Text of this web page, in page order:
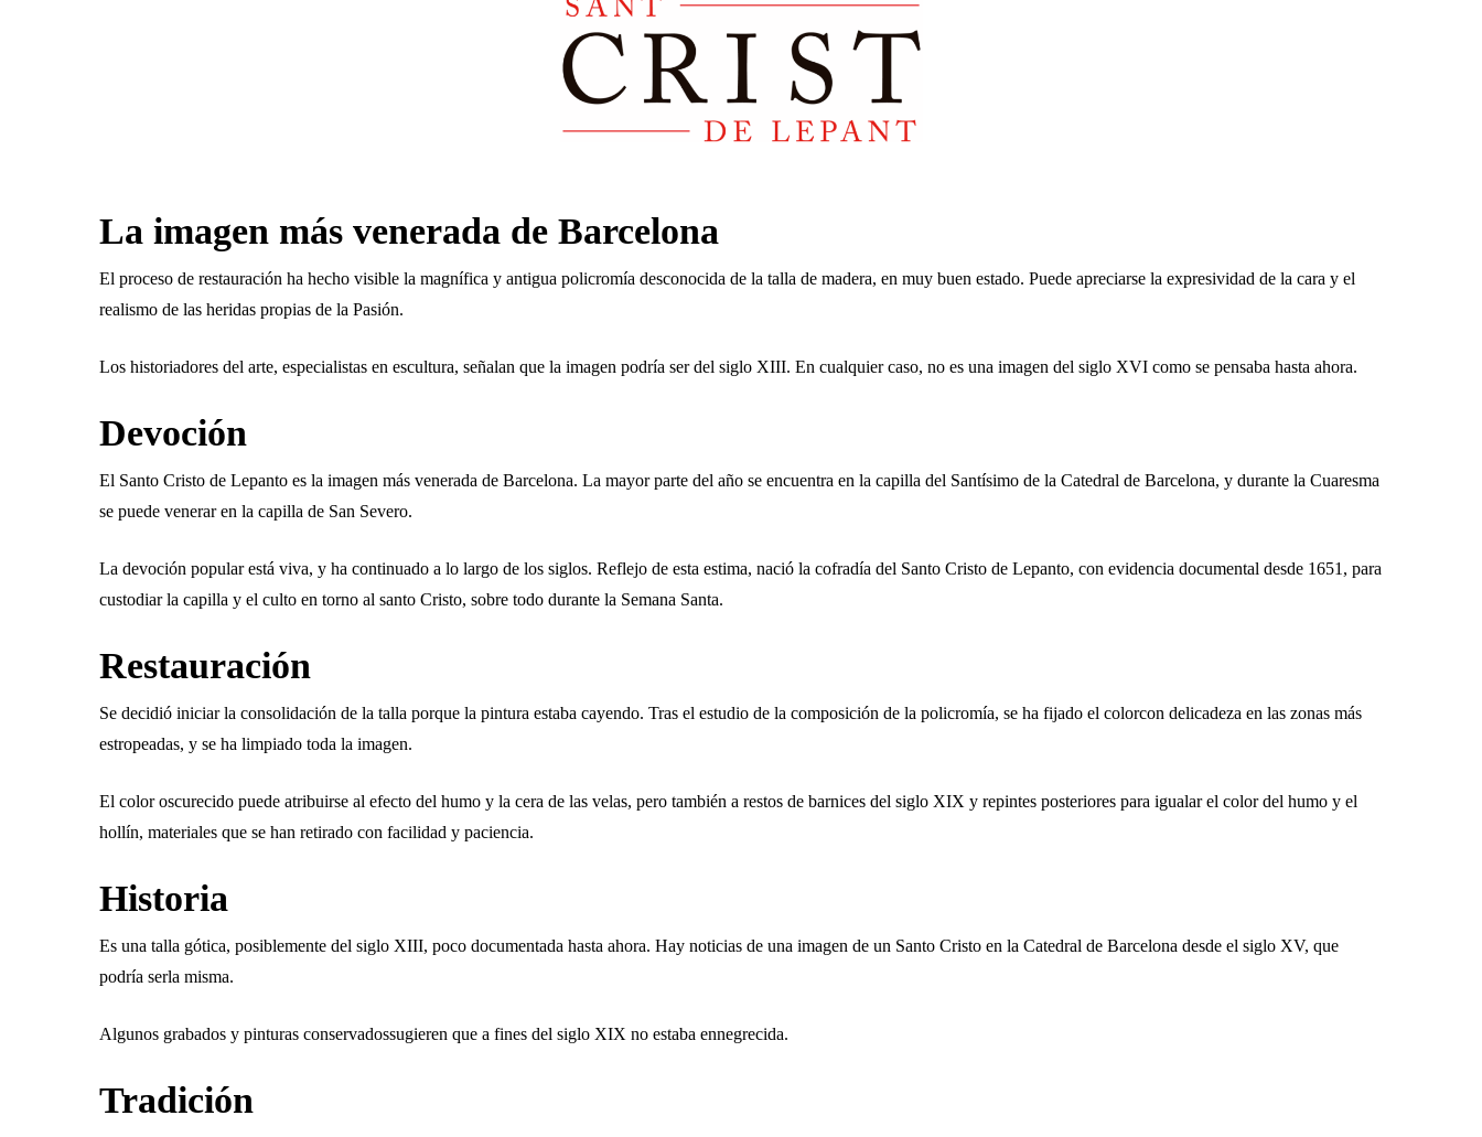
La imagen más venerada de Barcelona
El proceso de restauración ha hecho visible la magnífica y antigua policromía desconocida de la talla de madera, en muy buen estado. Puede apreciarse la expresividad de la cara y el
realismo de las heridas propias de la Pasión.
Los historiadores del arte, especialistas en escultura, señalan que la imagen podría ser del siglo XIII. En cualquier caso, no es una imagen del siglo XVI como se pensaba hasta ahora.
Devoción
El Santo Cristo de Lepanto es la imagen más venerada de Barcelona. La mayor parte del año se encuentra en la capilla del Santísimo de la Catedral de Barcelona, y durante la Cuaresma
se puede venerar en la capilla de San Severo.
La devoción popular está viva, y ha continuado a lo largo de los siglos. Reflejo de esta estima, nació la cofradía del Santo Cristo de Lepanto, con evidencia documental desde 1651, para
custodiar la capilla y el culto en torno al santo Cristo, sobre todo durante la Semana Santa.
Restauración
Se decidió iniciar la consolidación de la talla porque la pintura estaba cayendo. Tras el estudio de la composición de la policromía, se ha fijado el colorcon delicadeza en las zonas más
estropeadas, y se ha limpiado toda la imagen.
El color oscurecido puede atribuirse al efecto del humo y la cera de las velas, pero también a restos de barnices del siglo XIX y repintes posteriores para igualar el color del humo y el
hollín, materiales que se han retirado con facilidad y paciencia.
Historia
Es una talla gótica, posiblemente del siglo XIII, poco documentada hasta ahora. Hay noticias de una imagen de un Santo Cristo en la Catedral de Barcelona desde el siglo XV, que
podría serla misma.
Algunos grabados y pinturas conservadossugieren que a fines del siglo XIX no estaba ennegrecida.
Tradición